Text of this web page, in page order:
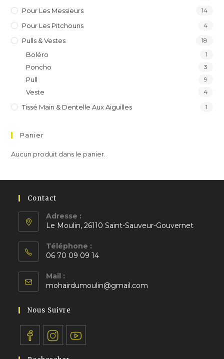
Pour Les Messieurs 14
Pour Les Pitchouns 4
Pulls & Vestes 18
Boléro 1
Poncho 3
Pull 9
Veste 4
Tissé Main & Dentelle Aux Aiguilles 1
Panier
Aucun produit dans le panier.
Contact
Adresse :
Le Moulin, 26110 Saint-Sauveur-Gouvernet
dans
un
nouvel
onglet
Téléphone :
06 70 09 09 14
dans
votre
Mail :
mohairdumoulin@gmail.com
Nous Suivre